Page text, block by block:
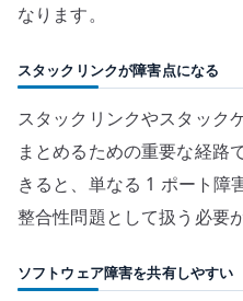
なります。
スタックリンクが障害点になる
スタックリンクやスタック
まとめるための重要な経路
きると、単なる 1 ポート障
整合性問題として扱う必要
ソフトウェア障害を共有しやすい